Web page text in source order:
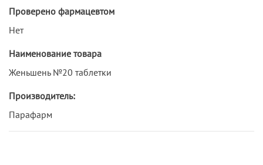
Проверено фармацевтом
Нет
Наименование товара
Женьшень №20 таблетки
Производитель:
Парафарм